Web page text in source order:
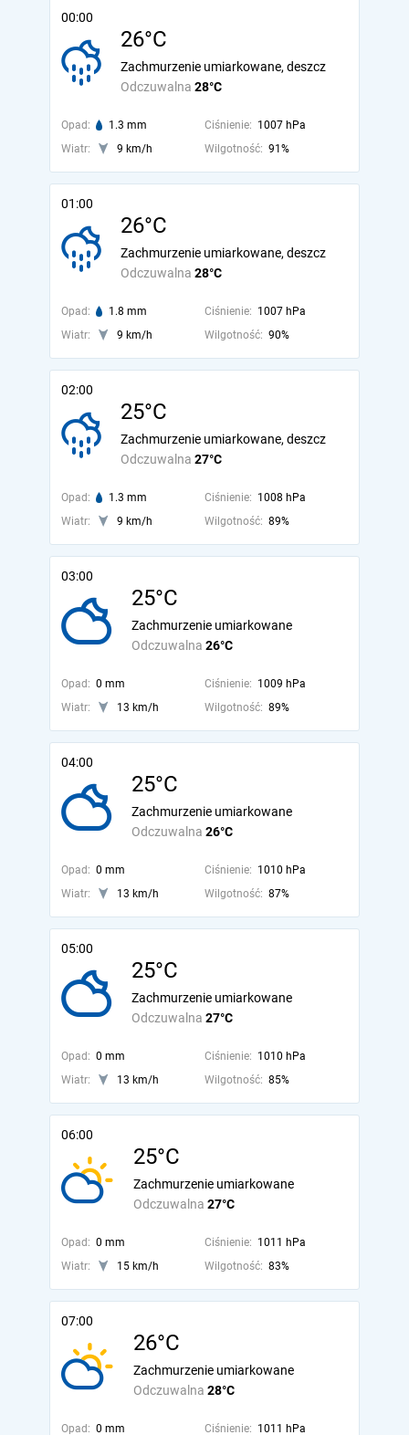
00:00
26°C
Odczuwalna 28°C
Zachmurzenie umiarkowane, deszcz
Opad: 1.3 mm Ciśnienie: 1007 hPa
Wiatr:
9 km/h Wilgotność: 91%
01:00
26°C
Odczuwalna 28°C
Zachmurzenie umiarkowane, deszcz
Opad: 1.8 mm Ciśnienie: 1007 hPa
Wiatr:
9 km/h Wilgotność: 90%
02:00
25°C
Odczuwalna 27°C
Zachmurzenie umiarkowane, deszcz
Opad: 1.3 mm Ciśnienie: 1008 hPa
Wiatr:
9 km/h Wilgotność: 89%
03:00
25°C
Odczuwalna 26°C
Zachmurzenie umiarkowane
Opad: 0 mm Ciśnienie: 1009 hPa
Wiatr:
13 km/h Wilgotność: 89%
04:00
25°C
Odczuwalna 26°C
Zachmurzenie umiarkowane
Opad: 0 mm Ciśnienie: 1010 hPa
Wiatr:
13 km/h Wilgotność: 87%
05:00
25°C
Odczuwalna 27°C
Zachmurzenie umiarkowane
Opad: 0 mm Ciśnienie: 1010 hPa
Wiatr:
13 km/h Wilgotność: 85%
06:00
25°C
Odczuwalna 27°C
Zachmurzenie umiarkowane
Opad: 0 mm Ciśnienie: 1011 hPa
Wiatr:
15 km/h Wilgotność: 83%
07:00
26°C
Odczuwalna 28°C
Zachmurzenie umiarkowane
Opad: 0 mm Ciśnienie: 1011 hPa